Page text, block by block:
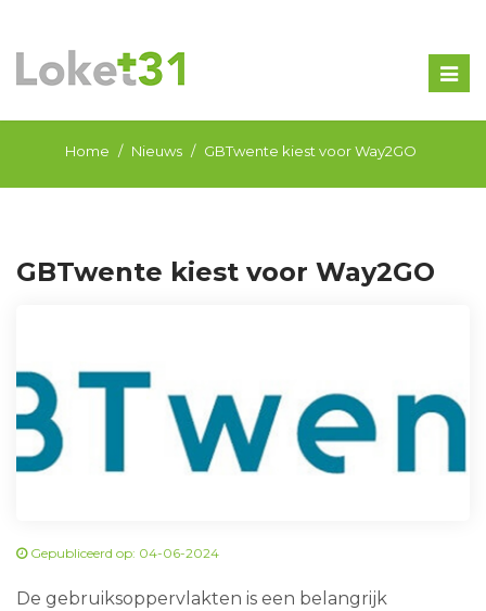
Home Nieuws GBTwente kiest voor Way2GO
GBTwente kiest voor Way2GO
Gepubliceerd op: 04-06-2024
De gebruiksoppervlakten is een belangrijk